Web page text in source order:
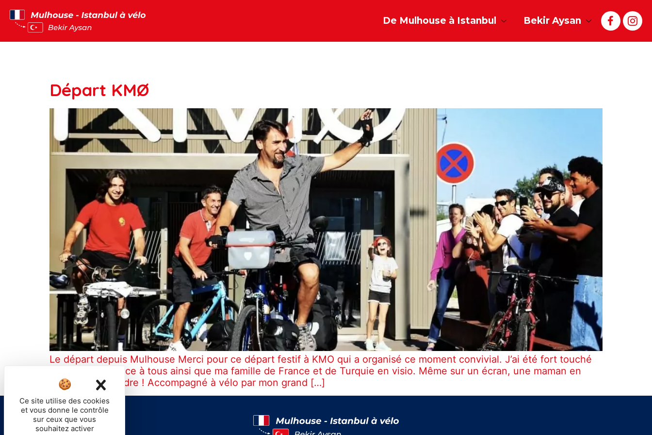
De Mulhouse à Istanbul Bekir Aysan
Départ KMØ
Le départ depuis Mulhouse Merci pour ce départ festif à KMO qui a organisé ce moment convivial. J’ai été fort touché
par votre présence à tous ainsi que ma famille de France et de Turquie en visio. Même sur un écran, une maman en
larme ça fait fondre ! Accompagné à vélo par mon grand […]
Ce site utilise des cookies
et vous donne le contrôle
sur ceux que vous
souhaitez activer
X Masquer le bandeau des cookies